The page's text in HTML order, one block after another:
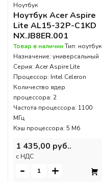
Ноутбук
Ноутбук Acer Aspire
Lite AL15-32P-C1KD
NX.JB8ER.001
Товар в наличииТип: ноутбук
Назначение: универсальный
Серия: Acer Aspire Lite
Процессор: Intel Celeron
Количество ядер
процессора: 2
Частота процессора: 1100
МГц
Кэш процессора: 5 Мб
1 435,00 руб..
c НДС
- +